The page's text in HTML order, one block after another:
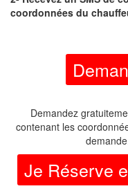
coordonnées du
Demandez
contenant les
Je Réserve